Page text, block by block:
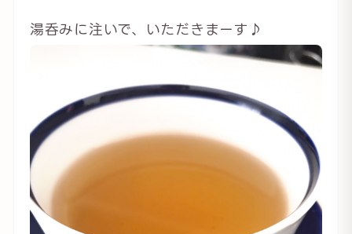
湯呑みに注いで、いただきまーす♪